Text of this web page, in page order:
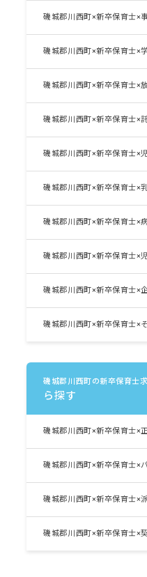
磯城郡川西町×新卒保育士×
磯城郡川西町×新卒保育士×
磯城郡川西町×新卒保育士×
磯城郡川西町×新卒保育士×
磯城郡川西町×新卒保育士×
磯城郡川西町×新卒保育士×
磯城郡川西町×新卒保育士×
磯城郡川西町×新卒保育士×
磯城郡川西町×新卒保育士×
磯城郡川西町×新卒保育士×
磯城郡川西町の新卒保育士
ら探す
磯城郡川西町×新卒保育士×
磯城郡川西町×新卒保育士×
磯城郡川西町×新卒保育士×
磯城郡川西町×新卒保育士×